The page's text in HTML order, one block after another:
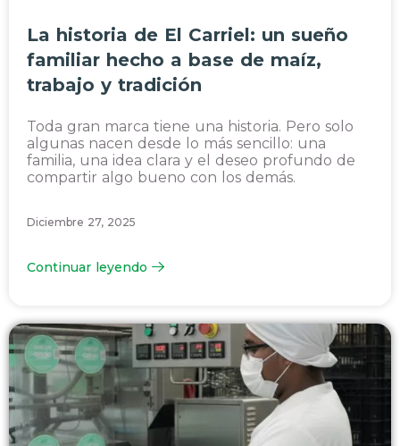
La historia de El Carriel: un sueño
familiar hecho a base de maíz,
trabajo y tradición
Toda gran marca tiene una historia. Pero solo
algunas nacen desde lo más sencillo: una
familia, una idea clara y el deseo profundo de
compartir algo bueno con los demás.
Diciembre 27, 2025
Continuar leyendo
Todos los artículos